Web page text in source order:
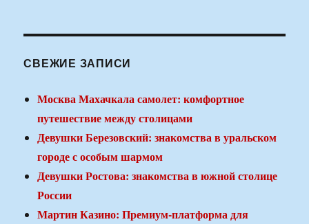
СВЕЖИЕ ЗАПИСИ
Москва Махачкала самолет: комфортное
путешествие между столицами
Девушки Березовский: знакомства в уральском
городе с особым шармом
Девушки Ростова: знакомства в южной столице
России
Мартин Казино: Премиум-платформа для